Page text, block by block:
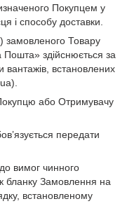
Покупцем у
і способу доставки.
замовленого Товару
здійснюється за
вантажів, встановлених
або Отримувачу
передати
вимог чинного
бланку Замовлення на
встановленому